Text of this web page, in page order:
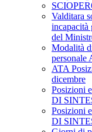
Valditara
incapacità
del
Modalità
ATA
dicembre
Posizioni
DI
Posizioni
DI